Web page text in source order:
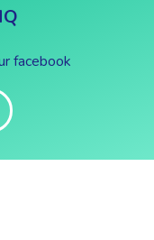
facebook